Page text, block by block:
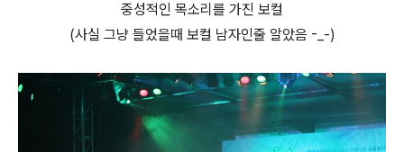
중성적인 목소리를 가진 보컬
(사실 그냥 들었을때 보컬 남자인줄 알았음 -_-)